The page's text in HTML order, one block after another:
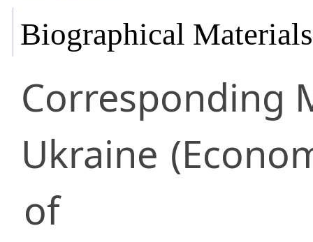
Biographical Materials
Corresponding
Ukraine
of